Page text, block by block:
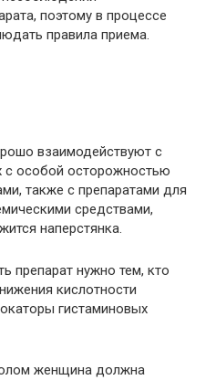
поэтому в процессе
правила приема.
взаимодействуют с
с особой осторожностью
также с препаратами для
средствами,
наперстянка.
препарат нужно тем, кто
кислотности
гистаминовых
женщина должна